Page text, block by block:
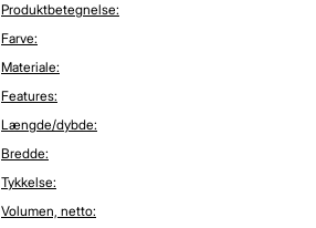
Produktbetegnelse:
Farve:
Materiale:
Features:
Længde/dybde:
Bredde:
Tykkelse:
Volumen, netto: